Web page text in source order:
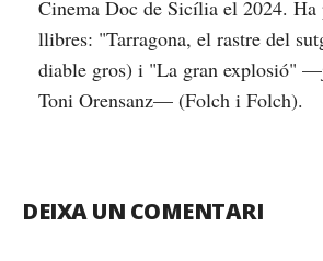
Cinema Doc de Sicília el 2024. Ha
llibres: "Tarragona, el rastre del
diable gros) i "La gran explosió"
Toni Orensanz— (Folch i Folch).
DEIXA UN COMENTARI